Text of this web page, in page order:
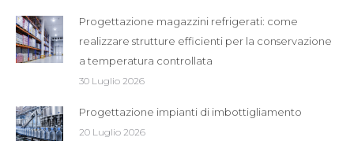
Progettazione magazzini refrigerati: come
realizzare strutture efficienti per la conservazione
a temperatura controllata
30 Luglio 2026
Progettazione impianti di imbottigliamento
20 Luglio 2026